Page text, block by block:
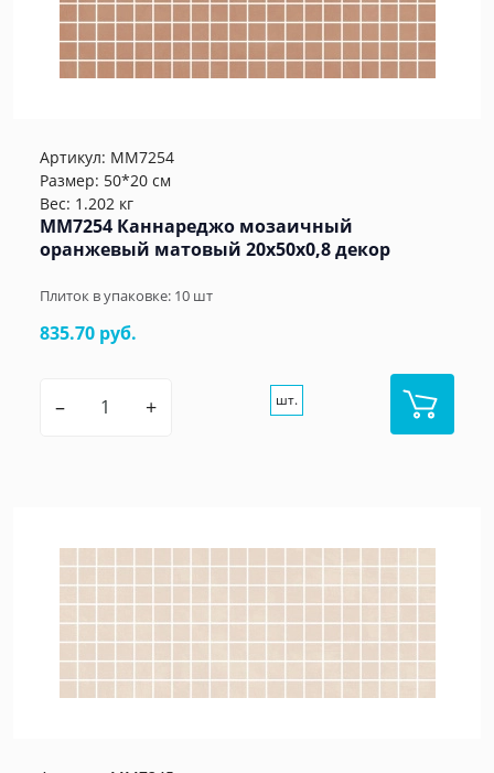
Артикул: MM7254
Размер: 50*20 см
Вес: 1.202 кг
MM7254 Каннареджо мозаичный
оранжевый матовый 20x50x0,8 декор
Плиток в упаковке: 10 шт
835.70 руб.
– + шт.